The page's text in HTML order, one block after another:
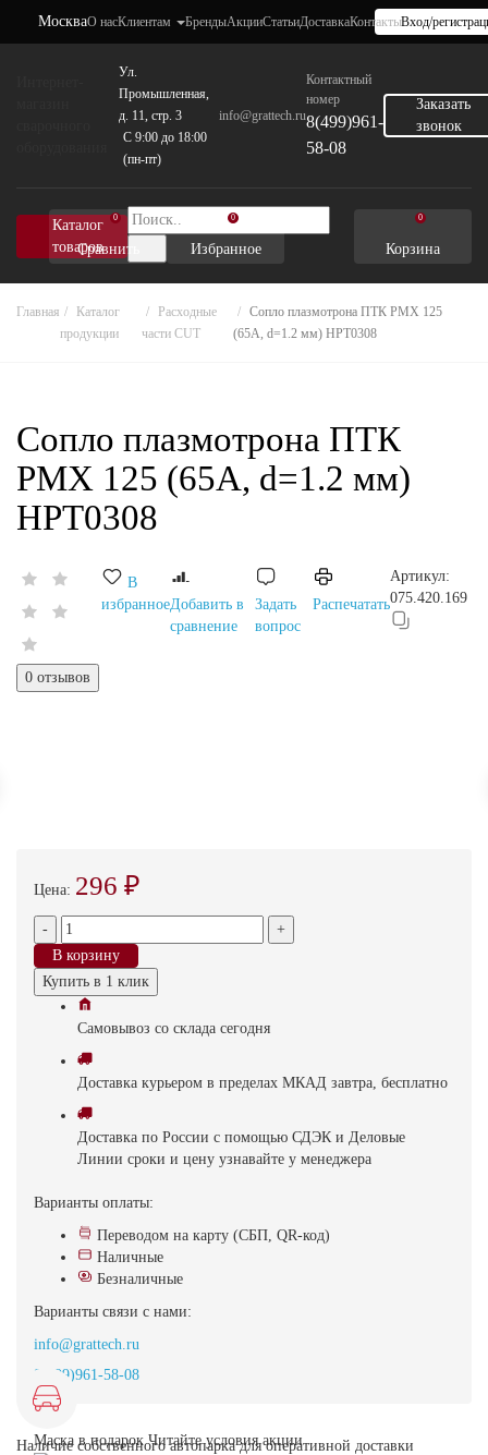
МоскваО насКлиентам БрендыАкцииСтатьиДоставкаКонтактыВход/
Ул.
Промышленная,
д. 11, стр. 3
C 9:00 до 18:00
(пн-пт)
info@grattech.ru
Контактный
номер
8(499)961-
58-08
Заказать
звонок
Каталог
товаров
0
Сравнить
0
Избранное
0
Корзина
Главная
Каталог
продукции
Расходные
части CUT
Сопло плазмотрона ПТК PMX 125
(65А, d=1.2 мм) HPT0308
Сопло плазмотрона ПТК
PMX 125 (65А, d=1.2 мм)
HPT0308
0 отзывов
В
избранноеДобавить в
сравнение
Задать
вопрос
Распечатать
Артикул:
075.420.169
Цена: 296 ₽
-
+
В корзину
Купить в 1 клик
Самовывоз со склада cегодня
Доставка курьером в пределах МКАД завтра, бесплатно
Доставка по России с помощью СДЭК и Деловые
Линии сроки и цену узнавайте у менеджера
Варианты оплаты:
Переводом на карту (СБП, QR-код)
Наличные
Безналичные
Варианты связи с нами:
info@grattech.ru
8(499)961-58-08
Маска в подарок Читайте условия акции
Наличие собственного автопарка для оперативной доставки